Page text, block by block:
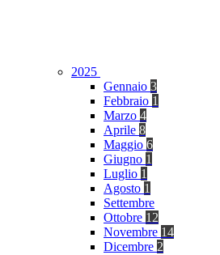
2025
Gennaio 3
Febbraio 1
Marzo 4
Aprile 8
Maggio 6
Giugno 1
Luglio 1
Agosto 1
Settembre
Ottobre 12
Novembre 14
Dicembre 2